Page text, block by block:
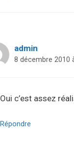
admin
8 décembre 2010
Oui c’est assez
Répondre